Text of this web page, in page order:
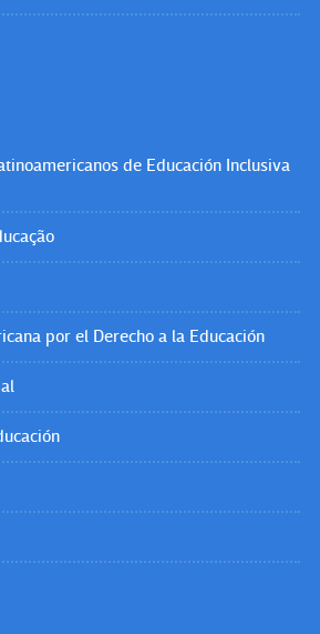
de Educación Inclusiva
por el Derecho a la Educación